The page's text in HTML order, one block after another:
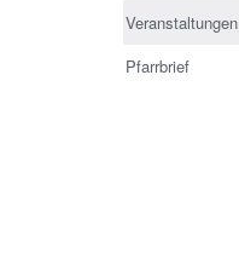
Veranstaltungen
Pfarrbrief